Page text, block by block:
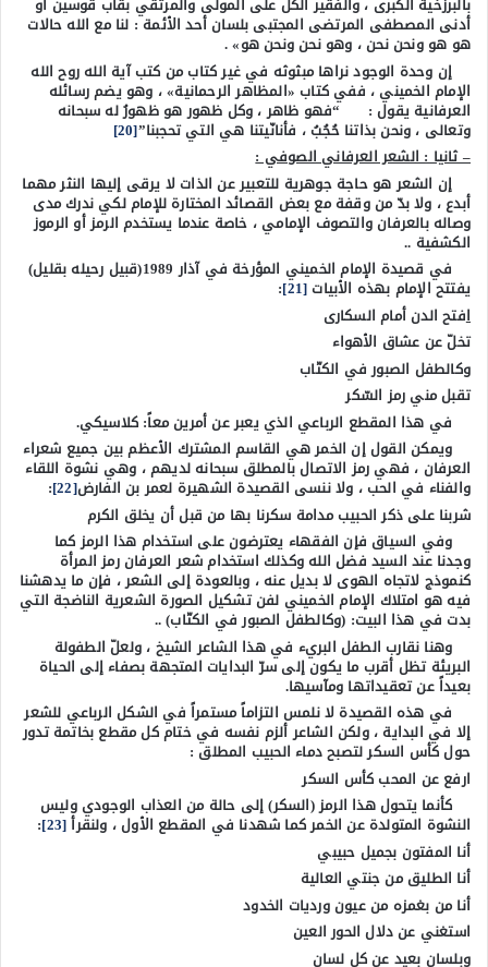
أدنى المصطفى المرتضى المجتبى بلسان أحد الأئمة : لنا مع الله حالات
هو هو ونحن نحن ، وهو نحن ونحن هو» .
إن وحدة الوجود نراها مبثوثه في غير كتاب من كتب آية الله روح الله
الإمام الخميني ، ففي كتاب «المظاهر الرحمانية» ، وهو يضم رسائله
العرفانية يقول : “فهو ظاهر ، وكل ظهور هو ظهورُ له سبحانه
وتعالى ، ونحن بذاتنا حُجُبُ ، فأنانّيتنا هي التي تحجبنا”[20]
– ثانيا : الشعر العرفاني الصوفي :
إن الشعر هو حاجة جوهرية للتعبير عن الذات لا يرقى إليها النثر مهما
أبدع ، ولا بدّ من وقفة مع بعض القصائد المختارة للإمام لكي ندرك مدى
وصاله بالعرفان والتصوف الإمامي ، خاصة عندما يستخدم الرمز أو الرموز
الكشفية ..
في قصيدة الإمام الخميني المؤرخة في آذار 1989(قبيل رحيله بقليل)
يفتتح الإمام بهذه الأبيات[21]
:
افتح الدن أمام السكارى
تخلّ عن عشاق الأهواء
وكالطفل الصبور في الكتّاب
تقبل مني رمز السّكر
في هذا المقطع الرباعي الذي يعبر عن أمرين معاً: كلاسيكي.
ويمكن القول إن الخمر هي القاسم المشترك الأعظم بين جميع شعراء
العرفان ، فهي رمز الاتصال بالمطلق سبحانه لديهم ، وهي نشوة اللقاء
والفناء في الحب ، ولا ننسى القصيدة الشهيرة لعمر بن الفارض[22]
:
شربنا على ذكر الحبيب مدامة سكرنا بها من قبل أن يخلق الكرم
وفي السياق فإن الفقهاء يعترضون على استخدام هذا الرمز كما
وجدنا عند السيد فضل الله وكذلك استخدام شعر العرفان رمز المرأة
كنموذج لاتجاه الهوى لا بديل عنه ، وبالعودة إلى الشعر ، فإن ما يدهشنا
فيه هو امتلاك الإمام الخميني لفن تشكيل الصورة الشعرية الناضجة التي
بدت في هذا البيت: (وكالطفل الصبور في الكتّاب) ..
وهنا نقارب الطفل البريء في هذا الشاعر الشيخ ، ولعلّ الطفولة
البريئة تظل أقرب ما يكون إلى سرّ البدايات المتجهة بصفاء إلى الحياة
بعيداً عن تعقيداتها ومآسيها.
في هذه القصيدة لا نلمس التزاماً مستمراً في الشكل الرباعي للشعر
إلا في البداية ، ولكن الشاعر ألزم نفسه في ختام كل مقطع بخاتمة تدور
حول كأس السكر لتصبح دماء الحبيب المطلق :
ارفع عن المحب كأس السكر
كأنما يتحول هذا الرمز (السكر) إلى حالة من العذاب الوجودي وليس
النشوة المتولدة عن الخمر كما شهدنا في المقطع الأول ، ولنقرأ[23]
:
أنا المفتون بجميل حبيبي
أنا الطليق من جنتي العالية
أنا من بغمزه من عيون ورديات الخدود
استغني عن دلال الحور العين
وبلسان بعيد عن كل لسان